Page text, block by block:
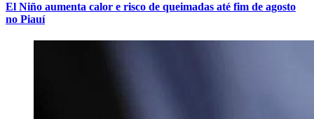
El Niño aumenta calor e risco de queimadas até fim de agosto
no Piauí